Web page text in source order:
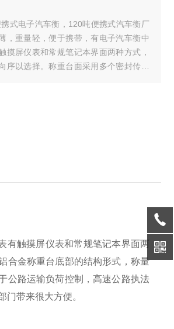
式电子汽车衡，120吨便携式汽车衡厂
，重量轻，便于携带，有电子汽车衡中
摸屏仪表和常规笔记本界面两种方式，
序以选择。称重台面采用多个密封传感
有触摸屏仪表和常规笔记本界面两
合金称重台底部的结构形式，称量
公路运输负荷控制，高速公路执法
带来很大方便。